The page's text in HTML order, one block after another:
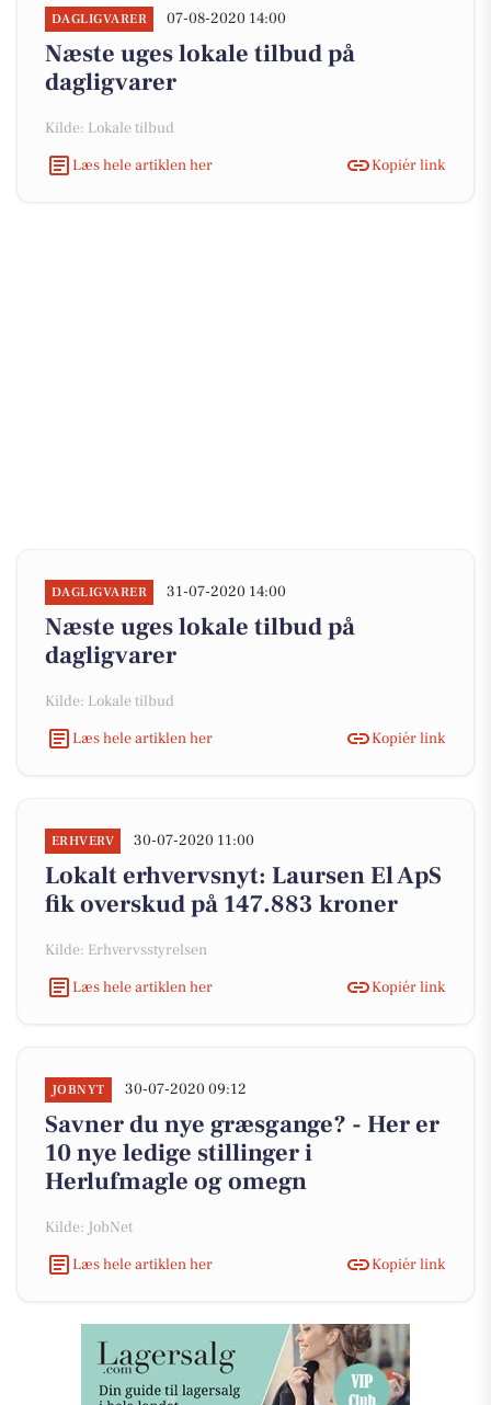
DAGLIGVARER 07-08-2020 14:00
Næste uges lokale tilbud på
dagligvarer
Kilde: Lokale tilbud
Læs hele artiklen her
Kopiér link
DAGLIGVARER 31-07-2020 14:00
Næste uges lokale tilbud på
dagligvarer
Kilde: Lokale tilbud
Læs hele artiklen her
Kopiér link
ERHVERV 30-07-2020 11:00
Lokalt erhvervsnyt: Laursen El ApS
fik overskud på 147.883 kroner
Kilde: Erhvervsstyrelsen
Læs hele artiklen her
Kopiér link
JOBNYT 30-07-2020 09:12
Savner du nye græsgange? - Her er
10 nye ledige stillinger i
Herlufmagle og omegn
Kilde: JobNet
Læs hele artiklen her
Kopiér link